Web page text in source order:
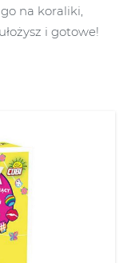
na koraliki,
i gotowe!